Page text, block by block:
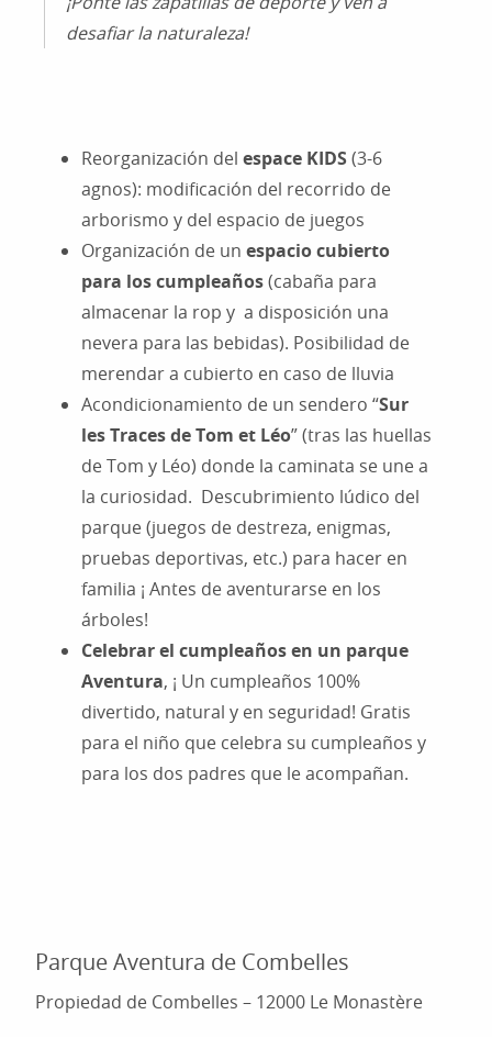
desafiar la naturaleza!
Reorganización del espace KIDS(3-6
agnos): modificación del recorrido de
arborismo y del espacio de juegos
Organización de un espacio cubierto
para los cumpleaños(cabaña para
almacenar la rop y a disposición una
nevera para las bebidas). Posibilidad de
merendar a cubierto en caso de lluvia
Acondicionamiento de un sendero “Sur
les Traces de Tom et Léo” (tras las huellas
de Tom y Léo) donde la caminata se une a
la curiosidad. Descubrimiento lúdico del
parque (juegos de destreza, enigmas,
pruebas deportivas, etc.) para hacer en
familia ¡ Antes de aventurarse en los
árboles!
Celebrar el cumpleaños en un parque
Aventura, ¡ Un cumpleaños 100%
divertido, natural y en seguridad! Gratis
para el niño que celebra su cumpleaños y
para los dos padres que le acompañan.
Parque Aventura de Combelles
Propiedad de Combelles – 12000 Le Monastère